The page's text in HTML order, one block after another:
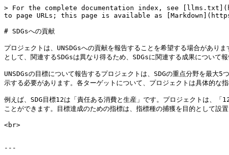
> For the complete documentation index, see
to page URLs; this page is available as
# SDGsへの貢献
プロジェクトは、UNSDGsへの貢献を報告することを希望する場合があり
として、関連するSDGsは異なり得るため、SDGsに関連する成果について
UNSDGsの目標について報告するプロジェクトは、SDGの重点分野を最大
示する必要があります。各ターゲットについて、プロジェクトは具体的
例えば、SDG目標12は「責任ある消費と生産」です。プロジェクトは、
ことができます。目標達成のための指標は、指標種の捕獲を目的として設
<br>
---